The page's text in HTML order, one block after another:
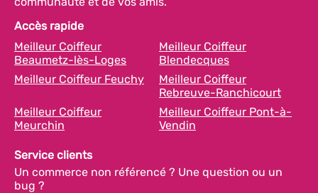
Accès rapide
Meilleur Coiffeur
Beaumetz-lès-Loges
Meilleur Coiffeur
Blendecques
Meilleur Coiffeur Feuchy
Meilleur Coiffeur
Rebreuve-Ranchicourt
Meilleur Coiffeur
Meurchin
Meilleur Coiffeur Pont-à-
Vendin
Service clients
Un commerce non référencé ? Une question ou un
bug ?